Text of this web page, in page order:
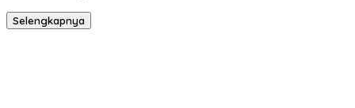
Selengkapnya